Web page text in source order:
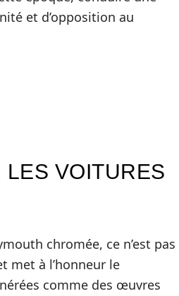
et d’opposition au
VOITURES
chromée, ce n’est pas
met à l’honneur le
comme des œuvres